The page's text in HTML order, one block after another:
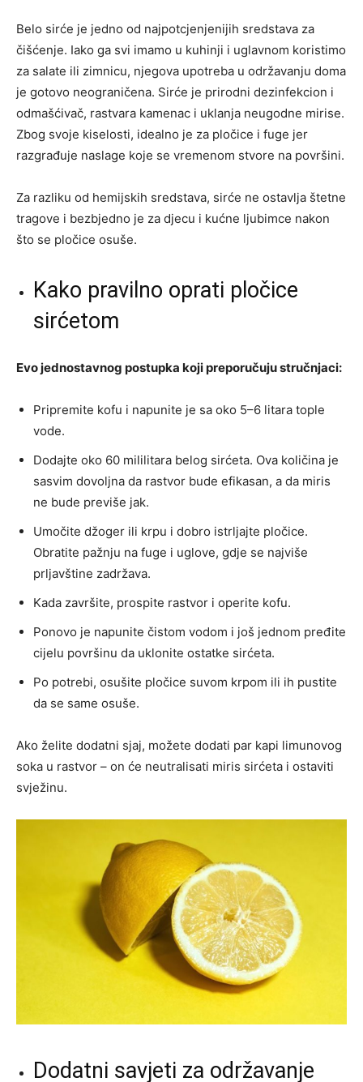
Belo sirće je jedno od najpotcjenjenijih sredstava za
čišćenje. Iako ga svi imamo u kuhinji i uglavnom koristimo
za salate ili zimnicu, njegova upotreba u održavanju doma
je gotovo neograničena. Sirće je prirodni dezinfekcion i
odmašćivač, rastvara kamenac i uklanja neugodne mirise.
Zbog svoje kiselosti, idealno je za pločice i fuge jer
razgrađuje naslage koje se vremenom stvore na površini.
Za razliku od hemijskih sredstava, sirće ne ostavlja štetne
tragove i bezbjedno je za djecu i kućne ljubimce nakon
što se pločice osuše.
Kako pravilno oprati pločice
sirćetom
Evo jednostavnog postupka koji preporučuju stručnjaci:
Pripremite kofu i napunite je sa oko 5–6 litara tople
vode.
Dodajte oko 60 mililitara belog sirćeta. Ova količina je
sasvim dovoljna da rastvor bude efikasan, a da miris
ne bude previše jak.
Umočite džoger ili krpu i dobro istrljajte pločice.
Obratite pažnju na fuge i uglove, gdje se najviše
prljavštine zadržava.
Kada završite, prospite rastvor i operite kofu.
Ponovo je napunite čistom vodom i još jednom pređite
cijelu površinu da uklonite ostatke sirćeta.
Po potrebi, osušite pločice suvom krpom ili ih pustite
da se same osuše.
Ako želite dodatni sjaj, možete dodati par kapi limunovog
soka u rastvor – on će neutralisati miris sirćeta i ostaviti
svježinu.
Dodatni savjeti za održavanje